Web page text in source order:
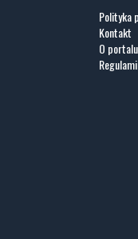
informacyjny z Kociewia.
okolicy. Informacje społeczne,
Starogardu Gdańskiego i